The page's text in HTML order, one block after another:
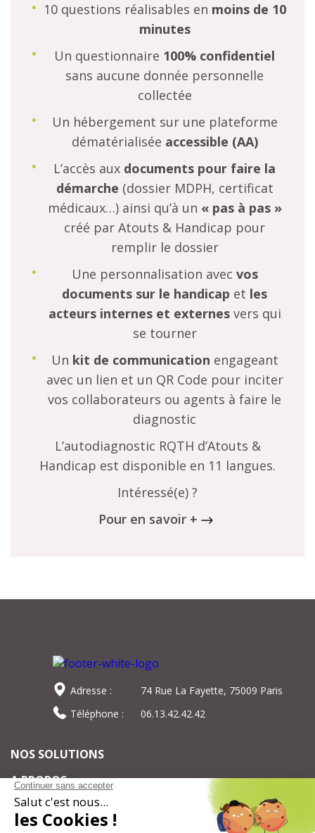
10 questions réalisables en moins de 10
minutes
Un questionnaire 100% confidentiel
sans aucune donnée personnelle
collectée
Un hébergement sur une plateforme
dématérialisée accessible (AA)
L’accès aux documents pour faire la
démarche (dossier MDPH, certificat
médicaux…) ainsi qu’à un « pas à pas »
créé par Atouts & Handicap pour
remplir le dossier
Une personnalisation avec vos
documents sur le handicap et les
acteurs internes et externesvers qui
se tourner
Un kit de communication engageant
avec un lien et un QR Code pour inciter
vos collaborateurs ou agents à faire le
diagnostic
L’autodiagnostic RQTH d’Atouts &
Handicap est disponible en 11 langues.
Intéressé(e) ?
Pour en savoir +
Adresse :
74 Rue La Fayette, 75009 Paris
Téléphone :
06.13.42.42.42
NOS SOLUTIONS
A PROPOS
Pour ne rien manquer de notre actualité,